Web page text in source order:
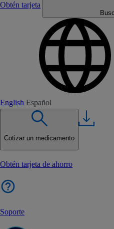
Obtén tarjeta
English Español
Cotizar un medicamento
Obtén tarjeta de ahorro
Soporte